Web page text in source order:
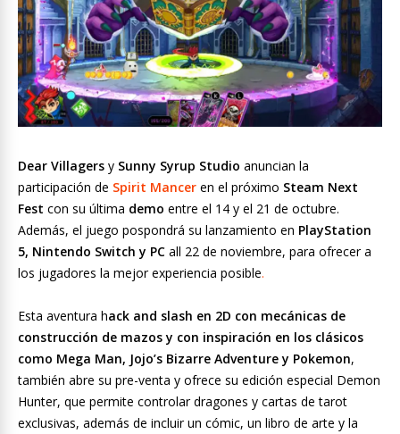
Dear Villagers y Sunny Syrup Studio anuncian la
participación de Spirit Mancer en el próximo Steam Next
Fest con su última demo entre el 14 y el 21 de octubre.
Además, el juego pospondrá su lanzamiento en PlayStation
5, Nintendo Switch y PC all 22 de noviembre, para ofrecer a
los jugadores la mejor experiencia posible.
Esta aventura hack and slash en 2D con mecánicas de
construcción de mazos y con inspiración en los clásicos
como Mega Man, Jojo’s Bizarre Adventure y Pokemon,
también abre su pre-venta y ofrece su edición especial Demon
Hunter, que permite controlar dragones y cartas de tarot
exclusivas, además de incluir un cómic, un libro de arte y la